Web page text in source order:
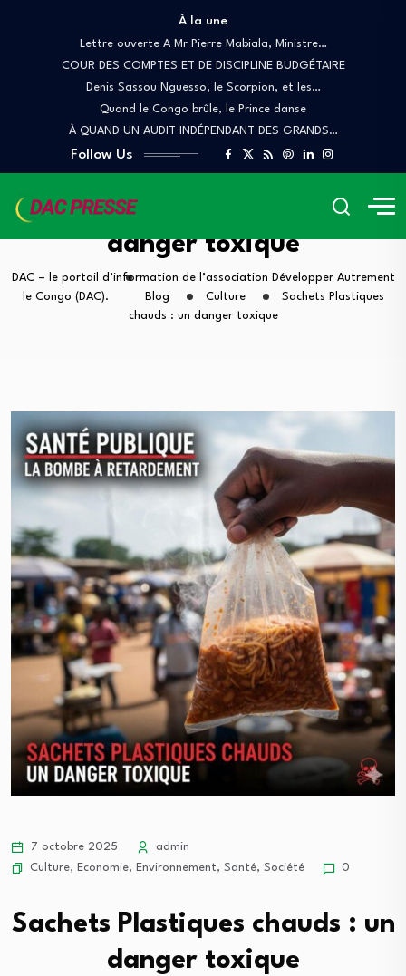
À la une
Lettre ouverte A Mr Pierre Mabiala, Ministre…
COUR DES COMPTES ET DE DISCIPLINE BUDGÉTAIRE
Denis Sassou Nguesso, le Scorpion, et les…
Quand le Congo brûle, le Prince danse
À QUAND UN AUDIT INDÉPENDANT DES GRANDS…
Follow Us
Sachets Plastiques chauds : un
danger toxique
DAC – le portail d’information de l’association Développer Autrement
le Congo (DAC).
Blog Culture
Sachets Plastiques
chauds : un danger toxique
7 octobre 2025
admin
Culture, Economie, Environnement, Santé, Société 0
Sachets Plastiques chauds : un
danger toxique